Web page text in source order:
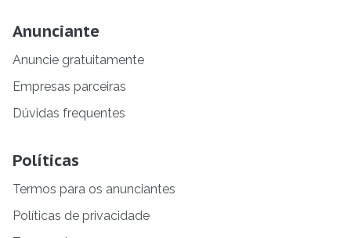
Anunciante
Anuncie gratuitamente
Empresas parceiras
Dúvidas frequentes
Políticas
Termos para os anunciantes
Políticas de privacidade